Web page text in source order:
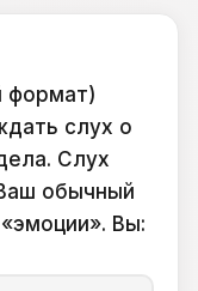
формат)
слух о
Слух
обычный
Вы: